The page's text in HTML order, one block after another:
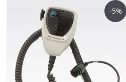
-5%